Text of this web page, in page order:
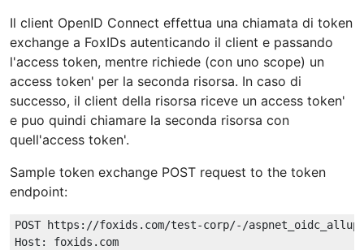
Il client OpenID Connect effettua una chiamata di token
exchange a FoxIDs autenticando il client e passando
l'access token, mentre richiede (con uno scope) un
access token' per la seconda risorsa. In caso di
successo, il client della risorsa riceve un access token'
e puo quindi chiamare la seconda risorsa con
quell'access token'.
Sample token exchange POST request to the token
endpoint:
POST https://foxids.com/test-corp/-/
Host: foxids.com